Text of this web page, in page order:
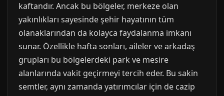
kaftandır. Ancak bu bölgeler, merkeze olan
yakınlıkları sayesinde şehir hayatının tüm
olanaklarından da kolayca faydalanma imkanı
sunar. Özellikle hafta sonları, aileler ve arkadaş
grupları bu bölgelerdeki park ve mesire
alanlarında vakit geçirmeyi tercih eder. Bu sakin
semtler, aynı zamanda yatırımcılar için de cazip